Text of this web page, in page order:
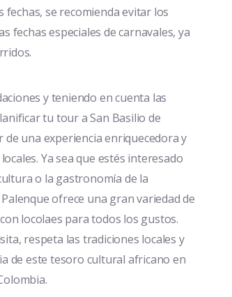
fechas, se recomienda evitar los
fechas especiales de carnavales, ya
y teniendo en cuenta las
tu tour a San Basilio de
una experiencia enriquecedora y
Ya sea que estés interesado
o la gastronomía de la
ofrece una gran variedad de
locolaes para todos los gustos.
respeta las tradiciones locales y
de este tesoro cultural africano en